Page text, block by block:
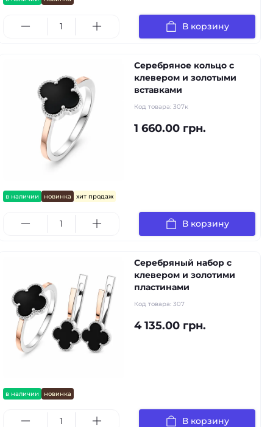
В корзину
в наличии новинка хит продаж
Серебряное кольцо с
клевером и золотыми
вставками
Код товара: 307к
1 660.00 грн.
В корзину
в наличии новинка
Серебряный набор с
клевером и золотими
пластинами
Код товара: 307
4 135.00 грн.
В корзину